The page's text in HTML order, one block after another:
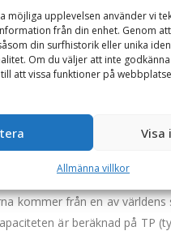
möjliga upplevelsen använder vi
från din enhet. Genom
din surfhistorik eller unika
Om du väljer att inte
att vissa funktioner på
Visa
Allmänna villkor
2500 mm, gaffellängd
Pallgaffeln är
balken.
kommer från en av
är beräknad på TP